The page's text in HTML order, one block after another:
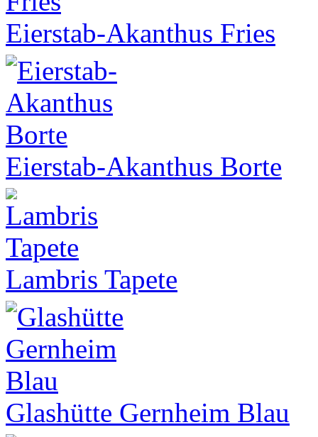
Eierstab-Akanthus Fries
Eierstab-Akanthus Borte
Lambris Tapete
Glashütte Gernheim Blau